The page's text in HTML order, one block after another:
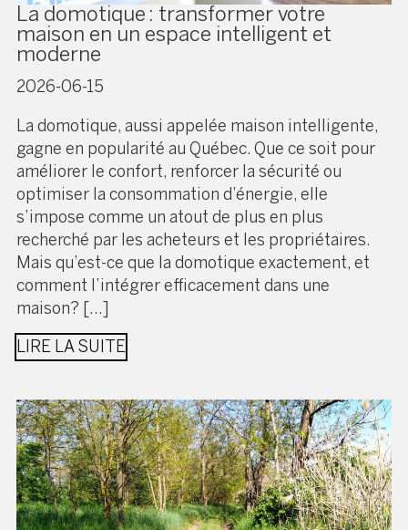
La domotique : transformer votre
maison en un espace intelligent et
moderne
2026-06-15
La domotique, aussi appelée maison intelligente,
gagne en popularité au Québec. Que ce soit pour
améliorer le confort, renforcer la sécurité ou
optimiser la consommation d’énergie, elle
s’impose comme un atout de plus en plus
recherché par les acheteurs et les propriétaires.
Mais qu’est-ce que la domotique exactement, et
comment l’intégrer efficacement dans une
maison? […]
LIRE LA SUITE